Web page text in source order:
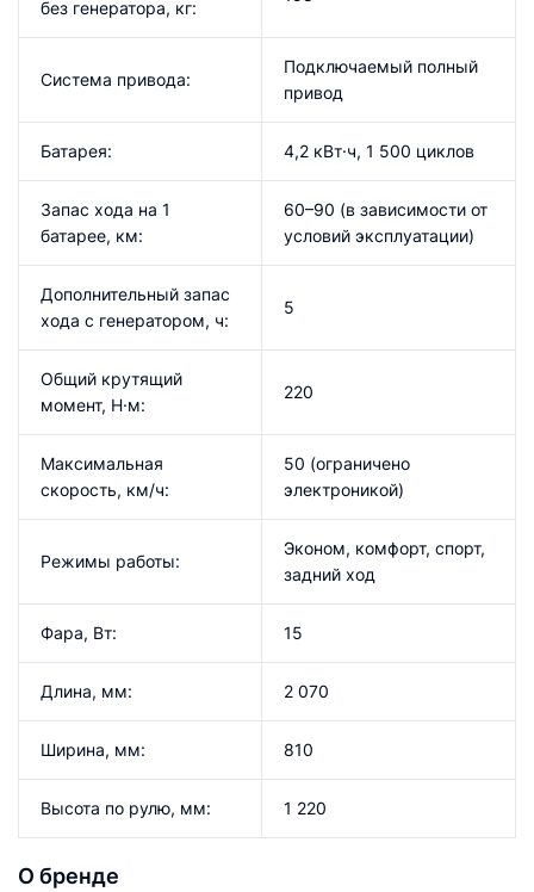
без генератора, кг:
Система привода:
Подключаемый полный
привод
Батарея: 4,2 кВт·ч, 1 500 циклов
Запас хода на 1
батарее, км:
60–90 (в зависимости от
условий эксплуатации)
Дополнительный запас
хода с генератором, ч:
5
Общий крутящий
момент, Н·м:
220
Максимальная
скорость, км/ч:
50 (ограничено
электроникой)
Режимы работы:
Эконом, комфорт, спорт,
задний ход
Фара, Вт: 15
Длина, мм: 2 070
Ширина, мм: 810
Высота по рулю, мм: 1 220
О бренде